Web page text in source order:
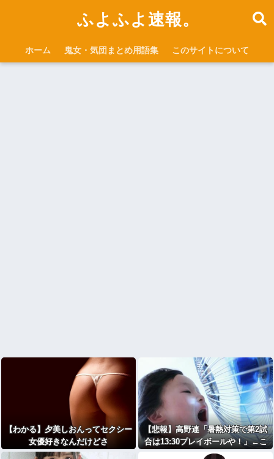
ふよふよ速報。
ホーム 鬼女・気団まとめ用語集 このサイトについて
【わかる】夕美しおんってセクシー
女優好きなんだけどさ
【悲報】高野連「暑熱対策で第2試
合は13:30プレイボールや！」←こ
いつら